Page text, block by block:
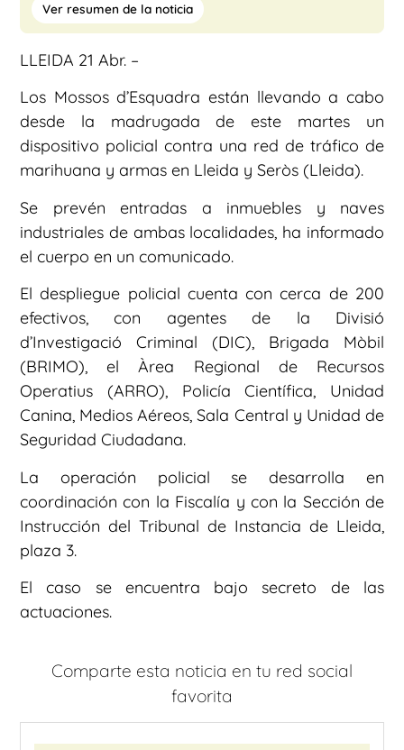
Ver resumen de la noticia
LLEIDA 21 Abr. –
Los Mossos d’Esquadra están llevando a cabo
desde la madrugada de este martes un
dispositivo policial contra una red de tráfico de
marihuana y armas en Lleida y Seròs (Lleida).
Se prevén entradas a inmuebles y naves
industriales de ambas localidades, ha informado
el cuerpo en un comunicado.
El despliegue policial cuenta con cerca de 200
efectivos, con agentes de la Divisió
d’Investigació Criminal (DIC), Brigada Mòbil
(BRIMO), el Àrea Regional de Recursos
Operatius (ARRO), Policía Científica, Unidad
Canina, Medios Aéreos, Sala Central y Unidad de
Seguridad Ciudadana.
La operación policial se desarrolla en
coordinación con la Fiscalía y con la Sección de
Instrucción del Tribunal de Instancia de Lleida,
plaza 3.
El caso se encuentra bajo secreto de las
actuaciones.
Comparte esta noticia en tu red social
favorita